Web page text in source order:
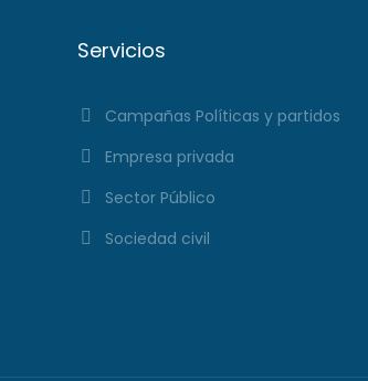
Servicios
Campañas Políticas y partidos
Empresa privada
Sector Público
Sociedad civil